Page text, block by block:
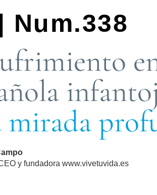
Num.338
mirada
y fundadora www.vivetuvida.es